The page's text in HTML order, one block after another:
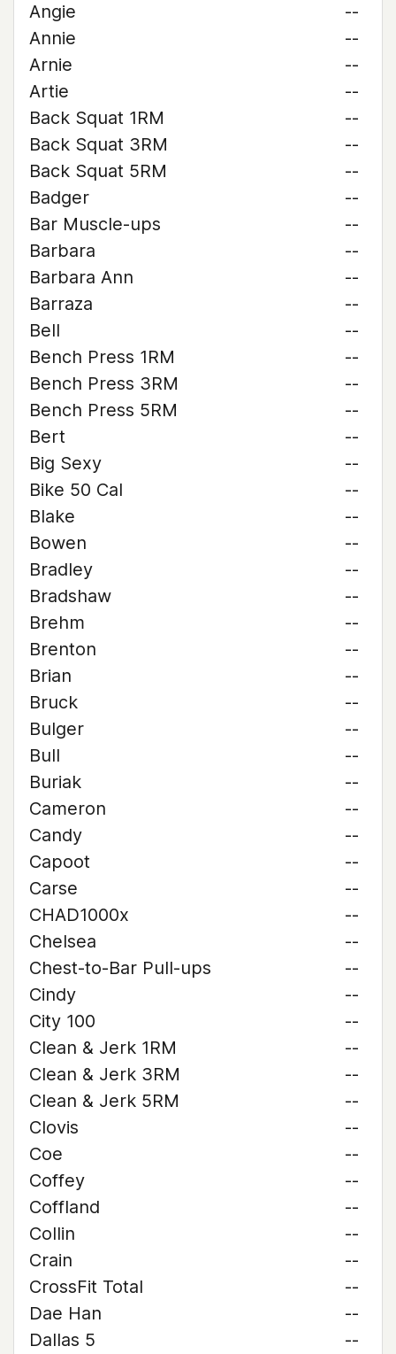
Angie
--
Annie
--
Arnie
--
Artie
--
Back Squat 1RM
--
Back Squat 3RM
--
Back Squat 5RM
--
Badger
--
Bar Muscle-ups
--
Barbara
--
Barbara Ann
--
Barraza
--
Bell
--
Bench Press 1RM
--
Bench Press 3RM
--
Bench Press 5RM
--
Bert
--
Big Sexy
--
Bike 50 Cal
--
Blake
--
Bowen
--
Bradley
--
Bradshaw
--
Brehm
--
Brenton
--
Brian
--
Bruck
--
Bulger
--
Bull
--
Buriak
--
Cameron
--
Candy
--
Capoot
--
Carse
--
CHAD1000x
--
Chelsea
--
Chest-to-Bar Pull-ups
--
Cindy
--
City 100
--
Clean & Jerk 1RM
--
Clean & Jerk 3RM
--
Clean & Jerk 5RM
--
Clovis
--
Coe
--
Coffey
--
Coffland
--
Collin
--
Crain
--
CrossFit Total
--
Dae Han
--
Dallas 5
--